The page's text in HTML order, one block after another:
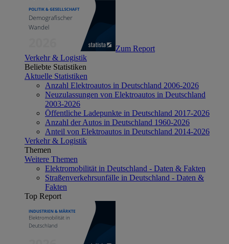
Zum Report
Verkehr & Logistik
Beliebte Statistiken
Aktuelle Statistiken
Anzahl Elektroautos in Deutschland 2006-2026
Neuzulassungen von Elektroautos in Deutschland
2003-2026
Öffentliche Ladepunkte in Deutschland 2017-2026
Anzahl der Autos in Deutschland 1960-2026
Anteil von Elektroautos in Deutschland 2014-2026
Verkehr & Logistik
Themen
Weitere Themen
Elektromobilität in Deutschland - Daten & Fakten
Straßenverkehrsunfälle in Deutschland - Daten &
Fakten
Top Report